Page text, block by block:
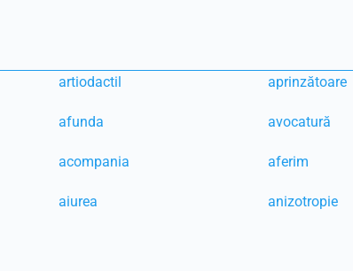
artiodactil aprinzătoare
afunda avocatură
acompania aferim
aiurea anizotropie